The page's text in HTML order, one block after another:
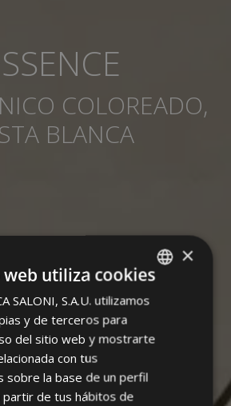
COLOREADO,
BLANCA
SPANISH
ENGLISH
GERMAN
×
web utiliza cookies
SALONI, S.A.U. utilizamos
y de terceros para
del sitio web y mostrarte
con tus
sobre la base de un perfil
partir de tus hábitos de